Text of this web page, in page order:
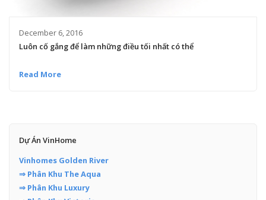
December 6, 2016
Luôn cố gắng để làm những điều tối nhất có thể
Read More
Dự Án VinHome
Vinhomes Golden River
⇒ Phân Khu The Aqua
⇒ Phân Khu Luxury